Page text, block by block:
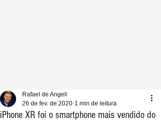
iPhone XR foi o smartphone mais vendido do
Rafael de Angeli
26 de fev. de 2020 1 min de leitura